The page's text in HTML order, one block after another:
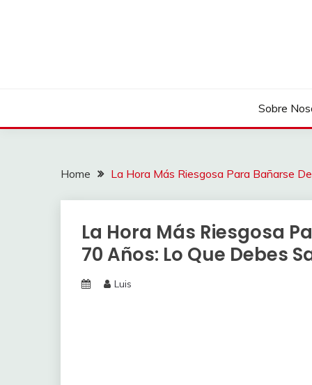
Sobre
Home La Hora Más Riesgosa Para Bañarse
La Hora Más Riesgosa
70 Años: Lo Que Debes
Luis